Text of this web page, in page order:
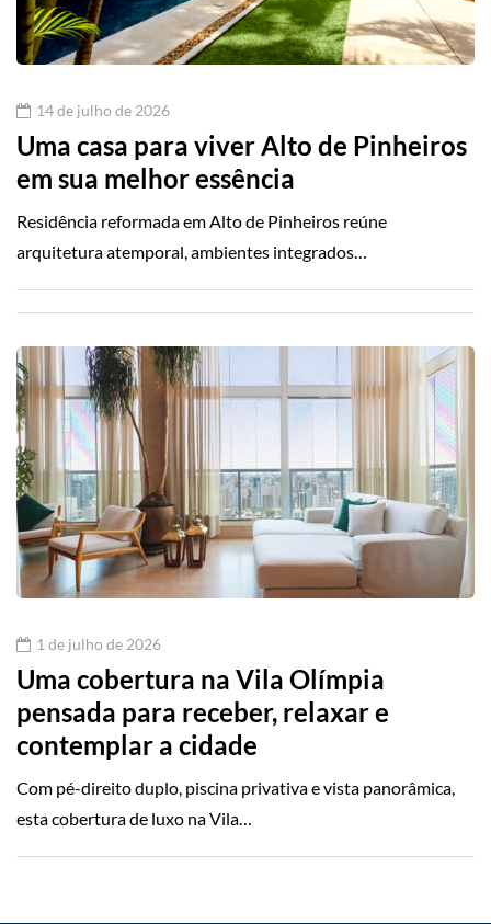
14 de julho de 2026
Uma casa para viver Alto de Pinheiros
em sua melhor essência
Residência reformada em Alto de Pinheiros reúne
arquitetura atemporal, ambientes integrados…
1 de julho de 2026
Uma cobertura na Vila Olímpia
pensada para receber, relaxar e
contemplar a cidade
Com pé-direito duplo, piscina privativa e vista panorâmica,
esta cobertura de luxo na Vila…